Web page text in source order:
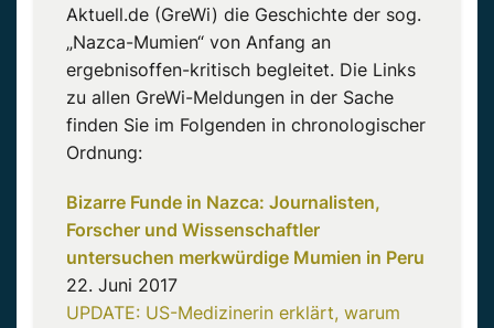
Aktuell.de (GreWi) die Geschichte der sog.
„Nazca-Mumien“ von Anfang an
ergebnisoffen-kritisch begleitet. Die Links
zu allen GreWi-Meldungen in der Sache
finden Sie im Folgenden in chronologischer
Ordnung:
Bizarre Funde in Nazca: Journalisten,
Forscher und Wissenschaftler
untersuchen merkwürdige Mumien in Peru
22. Juni 2017
UPDATE: US-Medizinerin erklärt, warum